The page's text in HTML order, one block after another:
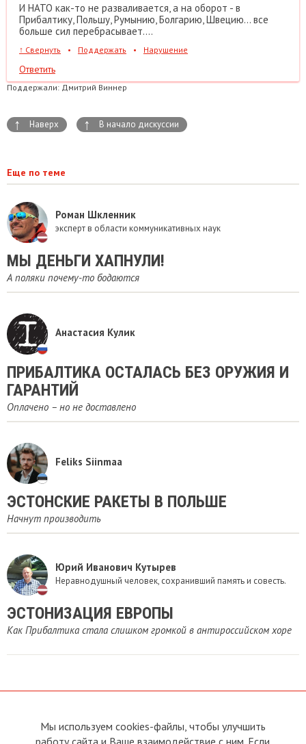
И НАТО как-то не разваливается, а на оборот - в
Прибалтику, Польшу, Румынию, Болгарию, Швецию... все
больше сил перебрасывает....
↑ Свернуть • Поддержать • Нарушение
Ответить
Поддержали: Дмитрий Виннер
↑ Наверх ↑ В начало дискуссии
Еще по теме
Роман Шкленник
эксперт в области коммуникативных наук
МЫ ДЕНЬГИ ХАПНУЛИ!
А поляки почему-то бодаются
Анастасия Кулик
ПРИБАЛТИКА ОСТАЛАСЬ БЕЗ ОРУЖИЯ И
ГАРАНТИЙ
Оплачено – но не доставлено
Feliks Siinmaa
ЭСТОНСКИЕ РАКЕТЫ В ПОЛЬШЕ
Начнут производить
Юрий Иванович Кутырев
Неравнодушный человек, сохранивший память и совесть.
​ЭСТОНИЗАЦИЯ ЕВРОПЫ
Как Прибалтика стала слишком громкой в антироссийском хоре
О сайте
Прямая связь с
Председателем
Мы используем cookies-файлы, чтобы улучшить
работу сайта и Ваше взаимодействие с ним. Если